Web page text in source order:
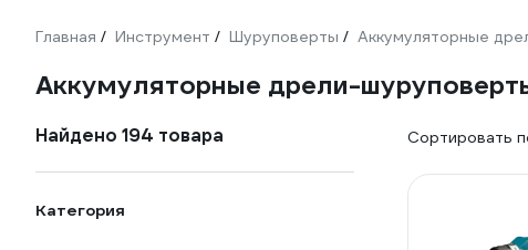
Главная / Инструмент / Шуруповерты / Аккумуляторные
Аккумуляторные дрели-
Найдено 194 товара
Категория
Сортировать